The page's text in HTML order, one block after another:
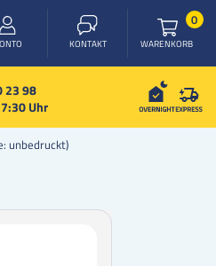
KONTAKT WARENKORB
0
23 98
Uhr
unbedruckt)